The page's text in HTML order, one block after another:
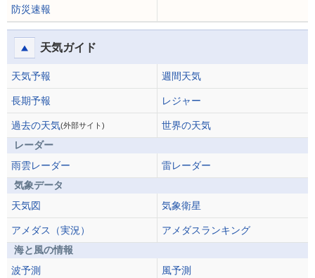
防災速報
天気ガイド
天気予報 週間天気
長期予報 レジャー
過去の天気(外部サイト)
世界の天気
レーダー
雨雲レーダー
雷レーダー
気象データ
天気図
気象衛星
アメダス（実況）
アメダスランキング
海と風の情報
波予測
風予測